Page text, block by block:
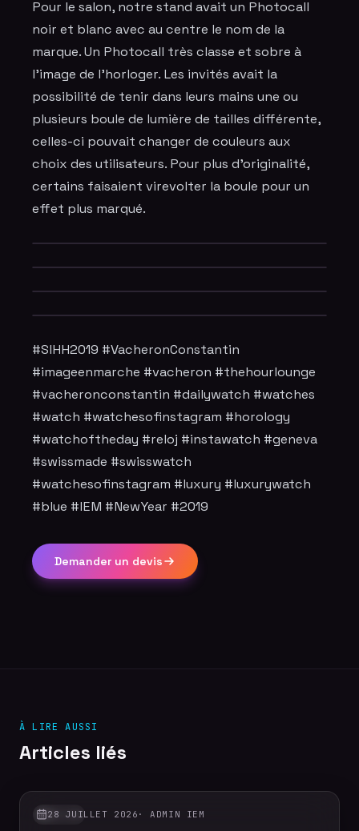
Pour le salon, notre stand avait un Photocall
noir et blanc avec au centre le nom de la
marque. Un Photocall très classe et sobre à
l'image de l'horloger. Les invités avait la
possibilité de tenir dans leurs mains une ou
plusieurs boule de lumière de tailles différente,
celles-ci pouvait changer de couleurs aux
choix des utilisateurs. Pour plus d'originalité,
certains faisaient virevolter la boule pour un
effet plus marqué.
#SIHH2019 #VacheronConstantin
#imageenmarche #vacheron #thehourlounge
#vacheronconstantin #dailywatch #watches
#watch #watchesofinstagram #horology
#watchoftheday #reloj #instawatch #geneva
#swissmade #swisswatch
#watchesofinstagram #luxury #luxurywatch
#blue #IEM #NewYear #2019
Demander un devis
À LIRE AUSSI
Articles liés
GUIDES
28 JUILLET 2026 ·ADMIN IEM